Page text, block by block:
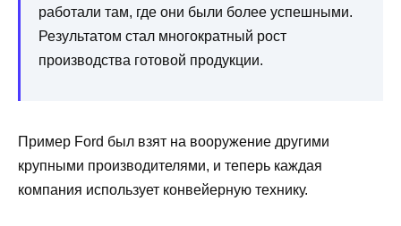
работали там, где они были более успешными.
Результатом стал многократный рост
производства готовой продукции.
Пример Ford был взят на вооружение другими
крупными производителями, и теперь каждая
компания использует конвейерную технику.